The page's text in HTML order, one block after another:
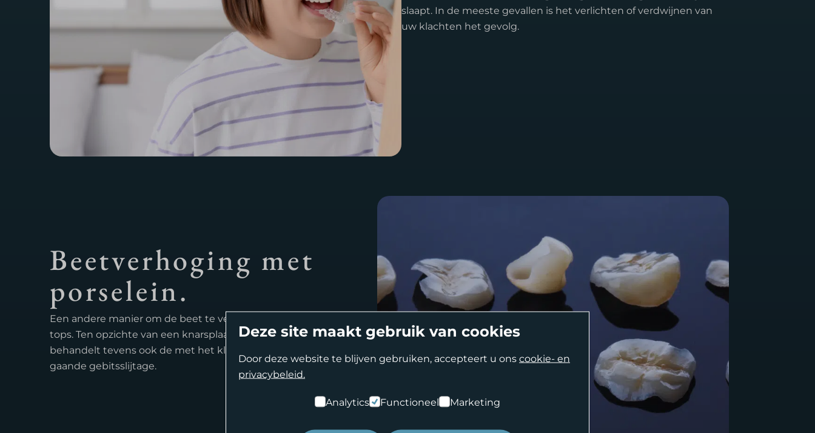
slaapt. In de meeste gevallen is het verlichten of verdwijnen van
uw klachten het gevolg.
Beetverhoging met
porselein.
Een andere manier om de beet te verhogen zijn porseleinen table
tops. Ten opzichte van een knarsplaat is er meer comfort en u
behandelt tevens ook de met het klemmen en knarsen gepaard
gaande gebitsslijtage.
Deze site maakt gebruik van cookies
Door deze website te blijven gebruiken, accepteert u ons cookie- en
privacybeleid.
Analytics Functioneel Marketing